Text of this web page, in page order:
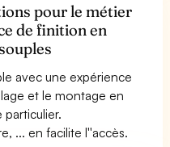
pour le métier
de finition en
avec une expérience
et le montage en
particulier.
... en facilite l''accès.